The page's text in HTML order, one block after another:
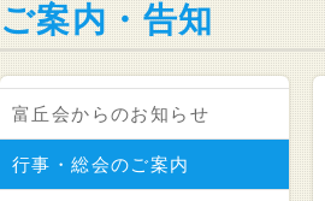
ご案内・告知
富丘会からのお知らせ
行事・総会のご案内